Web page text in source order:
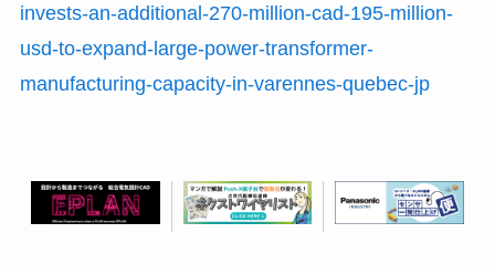
invests-an-additional-270-million-cad-195-million-
usd-to-expand-large-power-transformer-
manufacturing-capacity-in-varennes-quebec-jp